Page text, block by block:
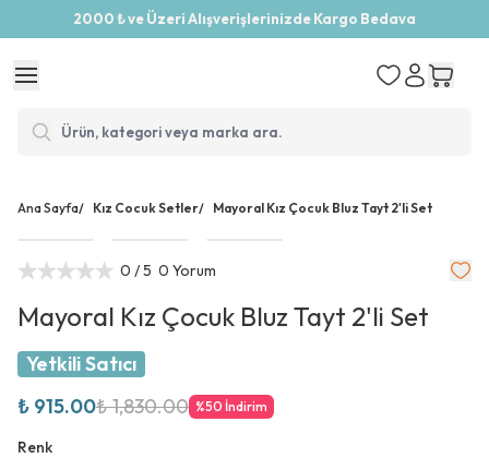
2000 ₺ ve Üzeri Alışverişlerinizde Kargo Bedava
Ana Sayfa/ Kız Cocuk Setler/ Mayoral Kız Çocuk Bluz Tayt 2'li Set
0 / 5 0 Yorum
Mayoral Kız Çocuk Bluz Tayt 2'li Set
Yetkili Satıcı
₺ 915.00₺ 1,830.00 %50 İndirim
Renk